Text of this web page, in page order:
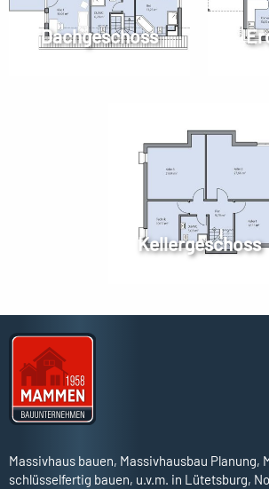
Dachgeschoss
Kellergeschoss
Massivhaus bauen, Massivhausbau Planung,
schlüsselfertig bauen, u.v.m. in Lütetsburg,